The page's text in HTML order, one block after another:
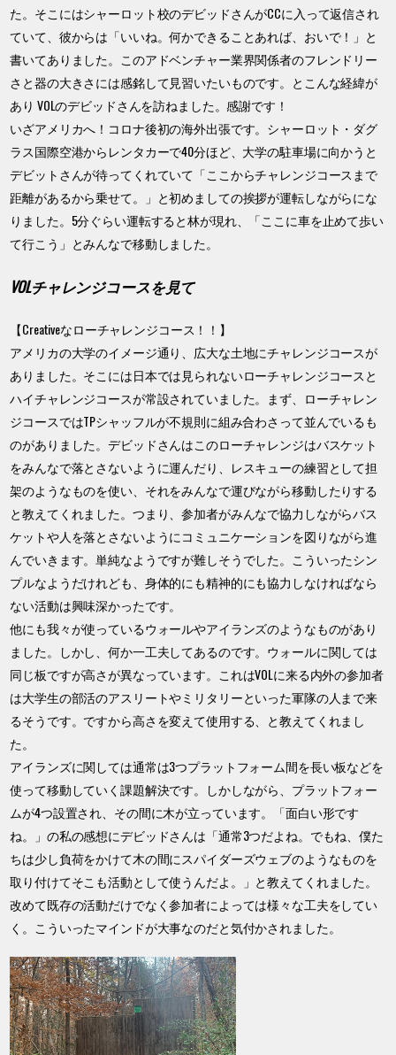
た。そこにはシャーロット校のデビッドさんがCCに入って返信され
ていて、彼からは「いいね。何かできることあれば、おいで！」と
書いてありました。このアドベンチャー業界関係者のフレンドリー
さと器の大きさには感銘して見習いたいものです。とこんな経緯が
あり VOLのデビッドさんを訪ねました。感謝です！
いざアメリカへ！コロナ後初の海外出張です。シャーロット・ダグ
ラス国際空港からレンタカーで40分ほど、大学の駐車場に向かうと
デビットさんが待ってくれていて「ここからチャレンジコースまで
距離があるから乗せて。」と初めましての挨拶が運転しながらにな
りました。5分ぐらい運転すると林が現れ、「ここに車を止めて歩い
て行こう」とみんなで移動しました。
VOLチャレンジコースを見て
【Creativeなローチャレンジコース！！】
アメリカの大学のイメージ通り、広大な土地にチャレンジコースが
ありました。そこには日本では見られないローチャレンジコースと
ハイチャレンジコースが常設されていました。まず、ローチャレン
ジコースではTPシャッフルが不規則に組み合わさって並んでいるも
のがありました。デビッドさんはこのローチャレンジはバスケット
をみんなで落とさないように運んだり、レスキューの練習として担
架のようなものを使い、それをみんなで運びながら移動したりする
と教えてくれました。つまり、参加者がみんなで協力しながらバス
ケットや人を落とさないようにコミュニケーションを図りながら進
んでいきます。単純なようですが難しそうでした。こういったシン
プルなようだけれども、身体的にも精神的にも協力しなければなら
ない活動は興味深かったです。
他にも我々が使っているウォールやアイランズのようなものがあり
ました。しかし、何か一工夫してあるのです。ウォールに関しては
同じ板ですが高さが異なっています。これはVOLに来る内外の参加者
は大学生の部活のアスリートやミリタリーといった軍隊の人まで来
るそうです。ですから高さを変えて使用する、と教えてくれまし
た。
アイランズに関しては通常は3つプラットフォーム間を長い板などを
使って移動していく課題解決です。しかしながら、プラットフォー
ムが4つ設置され、その間に木が立っています。「面白い形です
ね。」の私の感想にデビッドさんは「通常3つだよね。でもね、僕た
ちは少し負荷をかけて木の間にスパイダーズウェブのようなものを
取り付けてそこも活動として使うんだよ。」と教えてくれました。
改めて既存の活動だけでなく参加者によっては様々な工夫をしてい
く。こういったマインドが大事なのだと気付かされました。